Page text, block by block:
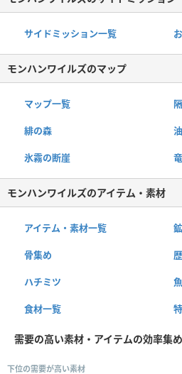
サイドミッション一覧
モンハンワイルズのマップ
マップ一覧
緋の森
氷霧の断崖
モンハンワイルズのアイテム・素材
アイテム・素材一覧
骨集め
ハチミツ
食材一覧
需要の高い素材・アイテムの効率集
下位の需要が高い素材